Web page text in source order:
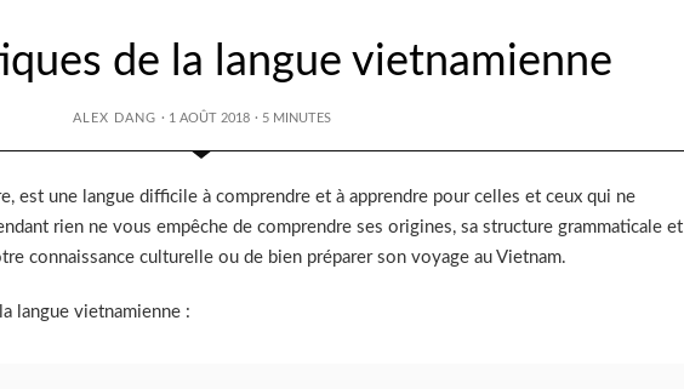
de la langue vietnamienne
ALEX DANG · 1 AOÛT 2018 · 5 MINUTES
est une langue difficile à comprendre et à apprendre pour celles et ceux qui ne
rien ne vous empêche de comprendre ses origines, sa structure grammaticale et
connaissance culturelle ou de bien préparer son voyage au Vietnam.
langue vietnamienne :